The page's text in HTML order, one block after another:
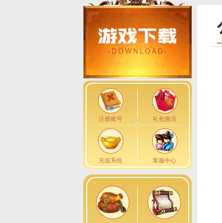
注册账号 礼包激活
充值系统 客服中心